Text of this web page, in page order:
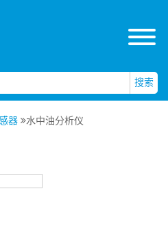
搜索
器 水中油分析仪